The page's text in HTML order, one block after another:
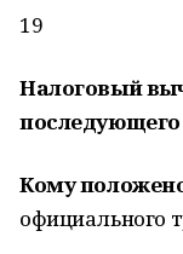
19
Налоговый
последующего
Кому
официального